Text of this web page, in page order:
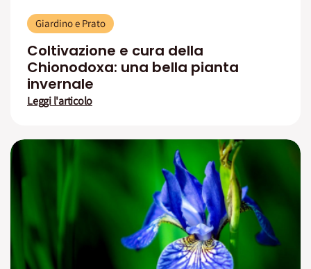
Giardino e Prato
Coltivazione e cura della
Chionodoxa: una bella pianta
invernale
Leggi l'articolo